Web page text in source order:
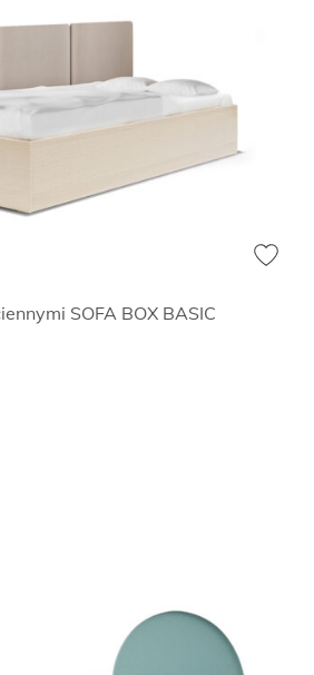
SOFA BOX BASIC